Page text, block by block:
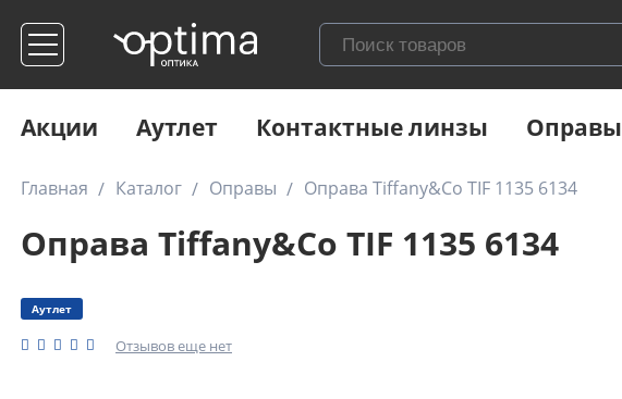
Акции Аутлет Контактные линзы Оправы
Главная Каталог Оправы Оправа Tiffany&Co TIF 1135 6134
Оправа Tiffany&Co TIF 1135 6134
Аутлет
Отзывов еще нет